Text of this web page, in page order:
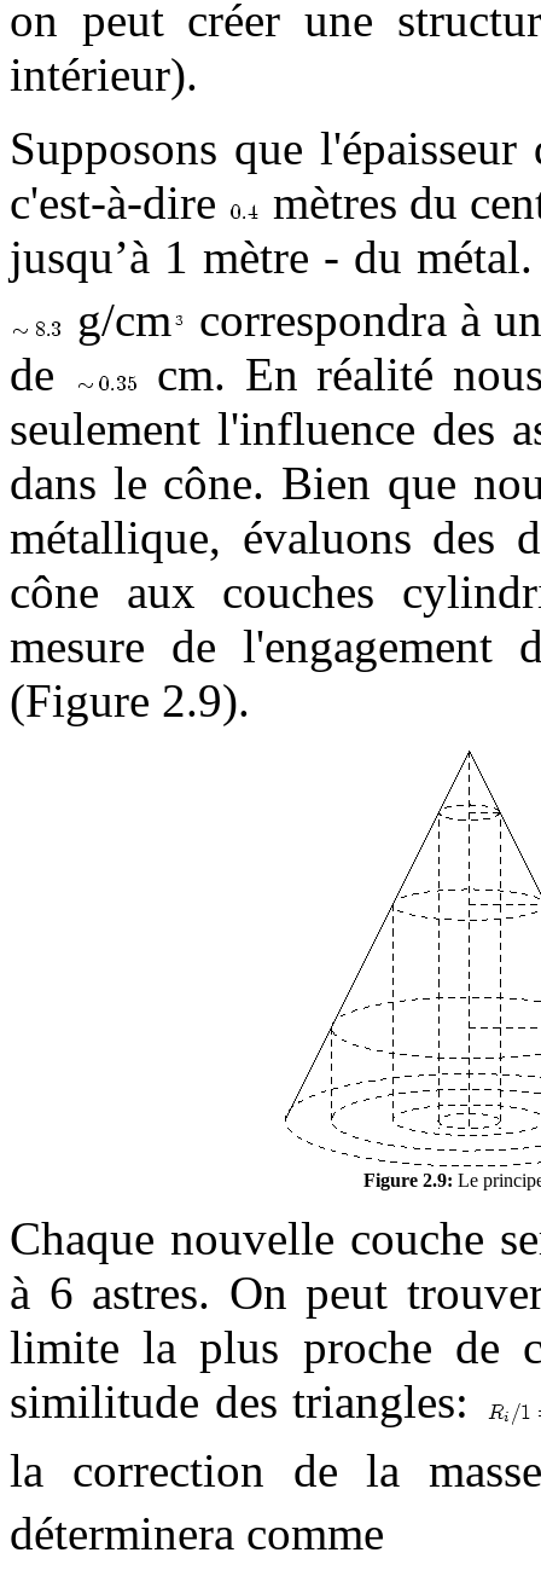
on peut créer une
intérieur).
Supposons que
c'est-à-dire
mètres du
jusqu’à 1 mètre - du
g/cm correspondra à
de
cm. En réalité
seulement l'influence des
dans le cône. Bien que
métallique, évaluons des
cône aux couches
mesure de l'engagement
(Figure 2.9).
Figure 2.9: Le
Chaque nouvelle couche
à 6 astres. On peut
limite la plus proche de
similitude des triangles:
la correction de la
déterminera comme